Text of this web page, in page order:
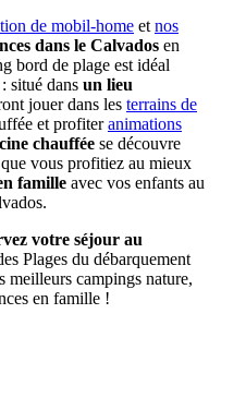
de mobil-home et nos
dans le Calvados en
bord de plage est idéal
situé dans un lieu
jouer dans les terrains de
et profiteranimations
chauffée se découvre
vous profitiez au mieux
famille avec vos enfants au
votre séjour au
Plages du débarquement
meilleurs campings nature,
en famille !